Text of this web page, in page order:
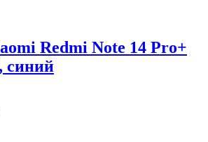
Redmi Note 14 Pro+
синий